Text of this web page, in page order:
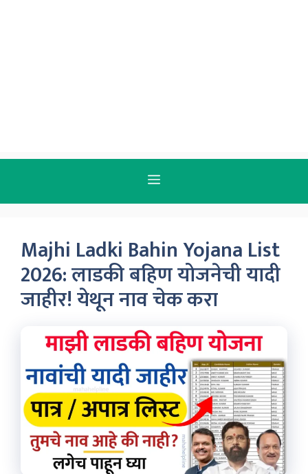
MENU
Majhi Ladki Bahin Yojana List
2026: लाडकी बहिण योजनेची यादी
जाहीर! येथून नाव चेक करा